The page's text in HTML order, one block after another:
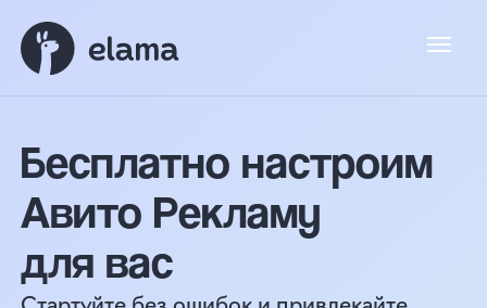
Авито Рекламу
для вас
Стартуйте без ошибок и привлекайте
клиентов на сайт, в приложение, соцсеть
или объявление!